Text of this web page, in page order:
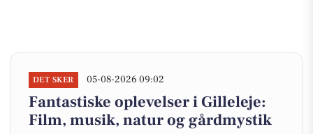
DET SKER 05-08-2026 09:02
Fantastiske oplevelser i Gilleleje:
Film, musik, natur og gårdmystik